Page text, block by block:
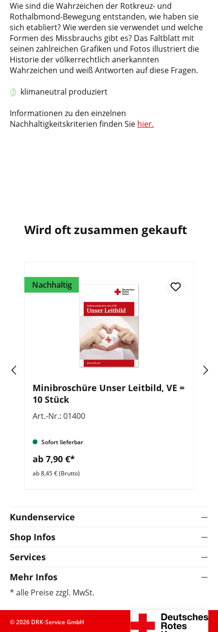
Wie sind die Wahrzeichen der Rotkreuz- und
Rothalbmond-Bewegung entstanden, wie haben sie
sich etabliert? Wie werden sie verwendet und welche
Formen des Missbrauchs gibt es? Das Faltblatt mit
seinen zahlreichen Grafiken und Fotos illustriert die
Historie der völkerrechtlich anerkannten
Wahrzeichen und weiß Antworten auf diese Fragen.
klimaneutral produziert
Informationen zu den einzelnen
Nachhaltigkeitskriterien finden Sie hier.
Wird oft zusammen gekauft
Nachhaltig
Minibroschüre Unser Leitbild, VE =
10 Stück
Art.-Nr.: 01400
Sofort lieferbar
ab 7,90 €*
ab 8,45 € (Brutto)
Kundenservice
Shop Infos
Services
Mehr Infos
* alle Preise zzgl. MwSt.
© 2026 DRK-Service GmbH